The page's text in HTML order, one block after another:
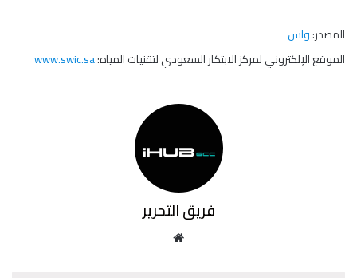
المصدر:واس
الموقع الإلكتروني لمركز الابتكار السعودي لتقنيات المياه:www.swic.sa
فريق التحرير